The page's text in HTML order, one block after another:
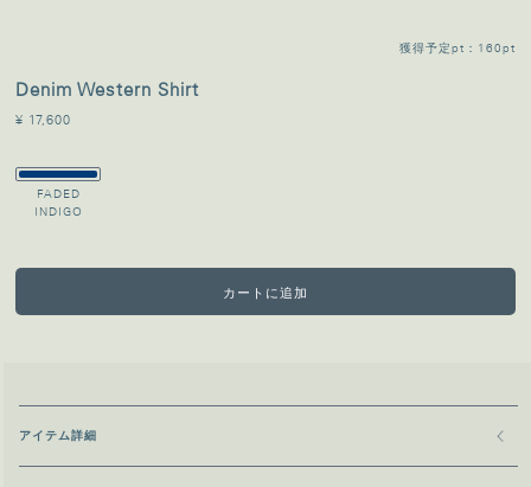
獲得予定pt：160pt
Denim Western Shirt
¥ 17,600
FADED
INDIGO
カートに追加
アイテム詳細